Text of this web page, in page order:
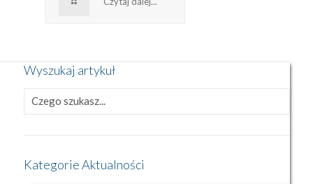
Wyszukaj artykuł
Kategorie Aktualności